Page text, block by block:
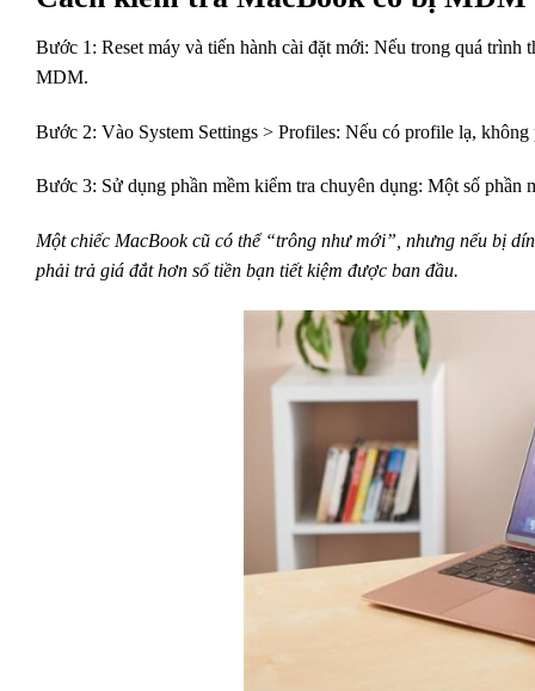
Bước 1: Reset máy và tiến hành cài đặt mới: Nếu trong quá
MDM.
Bước 2: Vào System Settings > Profiles: Nếu có profile lạ,
Bước 3: Sử dụng phần mềm kiểm tra chuyên dụng: Một số
Một chiếc MacBook cũ có thể “trông như mới”, nhưng nếu bị
phải trả giá đắt hơn số tiền bạn tiết kiệm được ban đầu.